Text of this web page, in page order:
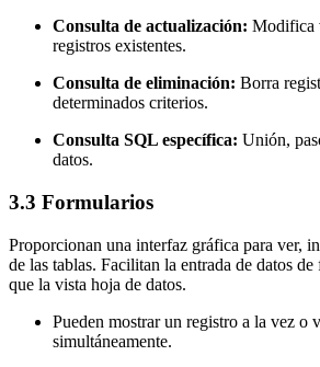
Consulta de actualización: Modifica
registros existentes.
Consulta de eliminación: Borra
determinados criterios.
Consulta SQL específica: Unión,
datos.
3.3 Formularios
Proporcionan una interfaz gráfica para ver,
de las tablas. Facilitan la entrada de datos
que la vista hoja de datos.
Pueden mostrar un registro a la vez o
simultáneamente.